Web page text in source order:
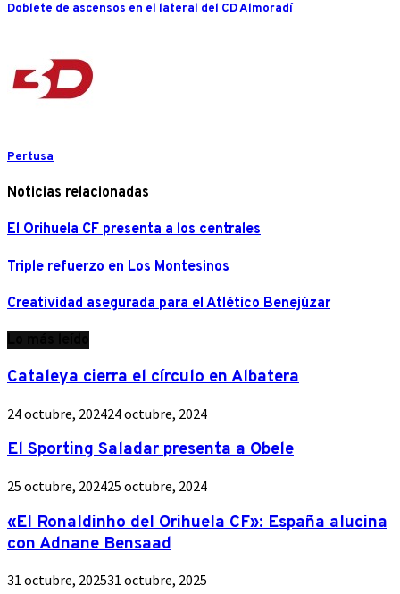
Doblete de ascensos en el lateral del CD Almoradí
Pertusa
Noticias relacionadas
El Orihuela CF presenta a los centrales
Triple refuerzo en Los Montesinos
Creatividad asegurada para el Atlético Benejúzar
Cataleya cierra el círculo en Albatera
24 octubre, 202424 octubre, 2024
El Sporting Saladar presenta a Obele
25 octubre, 202425 octubre, 2024
«El Ronaldinho del Orihuela CF»: España alucina
con Adnane Bensaad
31 octubre, 202531 octubre, 2025